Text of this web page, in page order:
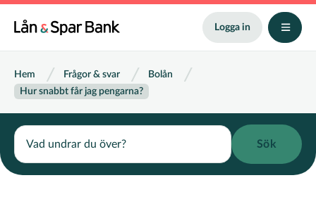
Hoppa
Logga in
Länkstig
Hem Frågor & svar
Bolån
Hur snabbt får jag pengarna?
Search